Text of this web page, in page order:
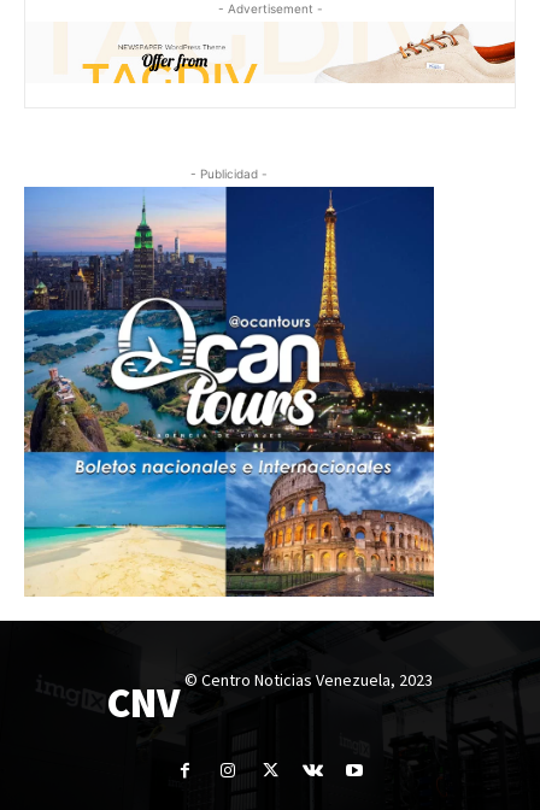
- Advertisement -
- Publicidad -
CNV © Centro Noticias Venezuela, 2023